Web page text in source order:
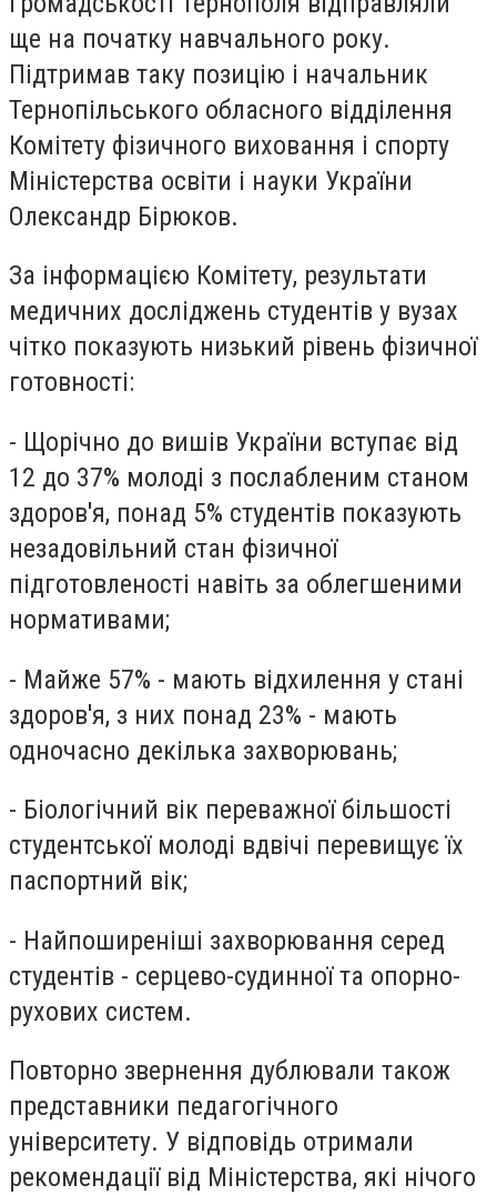
ще на початку навчального року.
Підтримав таку позицію і начальник
Тернопільського обласного відділення
Комітету фізичного виховання і спорту
Міністерства освіти і науки України
Олександр Бірюков.
За інформацією Комітету, результати
медичних досліджень студентів у вузах
чітко показують низький рівень фізичної
готовності:
- Щорічно до вишів України вступає від
12 до 37% молоді з послабленим станом
здоров'я, понад 5% студентів показують
незадовільний стан фізичної
підготовленості навіть за облегшеними
нормативами;
- Майже 57% - мають відхилення у стані
здоров'я, з них понад 23% - мають
одночасно декілька захворювань;
- Біологічний вік переважної більшості
студентської молоді вдвічі перевищує їх
паспортний вік;
- Найпоширеніші захворювання серед
студентів - серцево-судинної та опорно-
рухових систем.
Повторно звернення дублювали також
представники педагогічного
університету. У відповідь отримали
рекомендації від Міністерства, які нічого